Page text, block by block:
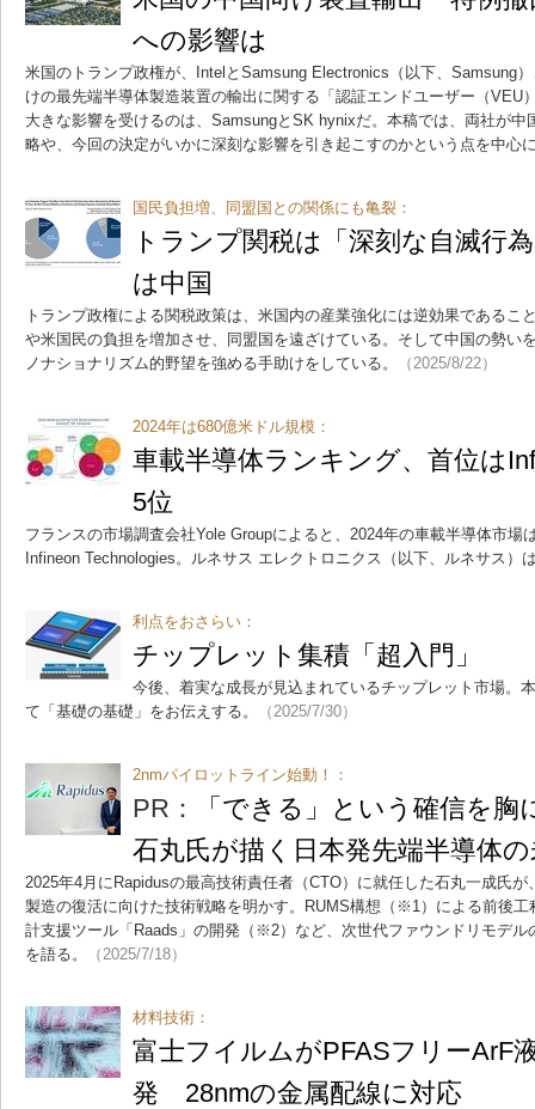
への影響は
米国のトランプ政権が、IntelとSamsung Electronics（以下、Samsung
けの最先端半導体製造装置の輸出に関する「認証エンドユーザー（VEU
大きな影響を受けるのは、SamsungとSK hynixだ。本稿では、両社が中
略や、今回の決定がいかに深刻な影響を引き起こすのかという点を中心
国民負担増、同盟国との関係にも亀裂：
トランプ関税は「深刻な自滅行
は中国
トランプ政権による関税政策は、米国内の産業強化には逆効果であるこ
や米国民の負担を増加させ、同盟国を遠ざけている。そして中国の勢い
ノナショナリズム的野望を強める手助けをしている。
（2025/8/22）
2024年は680億米ドル規模：
車載半導体ランキング、首位は
5位
フランスの市場調査会社Yole Groupによると、2024年の車載半導体市場
Infineon Technologies。ルネサス エレクトロニクス（以下、ルネサス）
利点をおさらい：
チップレット集積「超入門」
今後、着実な成長が見込まれているチップレット市場。
て「基礎の基礎」をお伝えする。
（2025/7/30）
2nmパイロットライン始動！：
PR：
「できる」という確信を
石丸氏が描く日本発先端半導体
2025年4月にRapidusの最高技術責任者（CTO）に就任した石丸一成氏
製造の復活に向けた技術戦略を明かす。RUMS構想（※1）による前後
計支援ツール「Raads」の開発（※2）など、次世代ファウンドリモデル
を語る。
（2025/7/18）
材料技術：
富士フイルムがPFASフリーArF
発 28nmの金属配線に対応